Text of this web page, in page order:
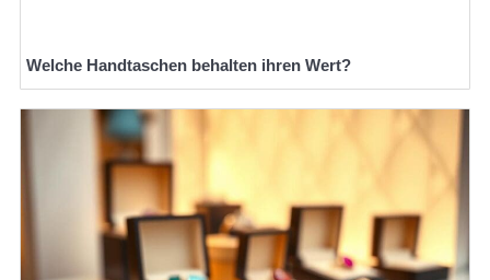
Welche Handtaschen behalten ihren Wert?